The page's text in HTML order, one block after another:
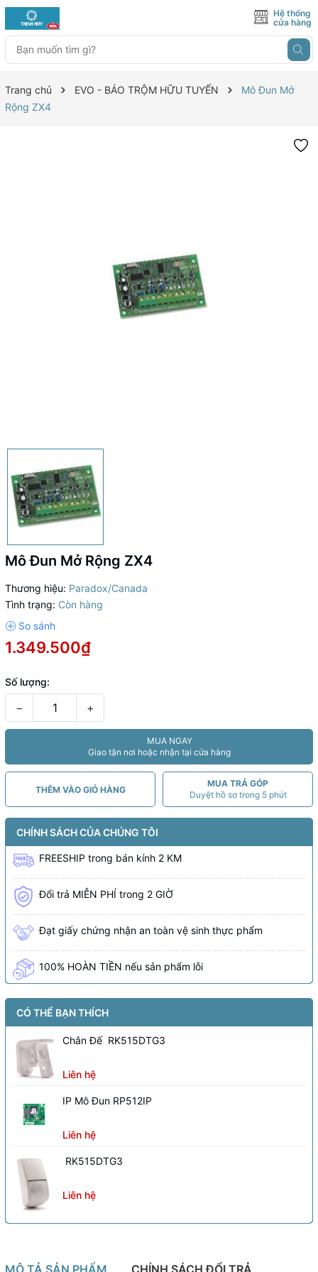
Hệ thống
cửa hàng
Trang chủ EVO - BÁO TRỘM HỮU TUYẾN
Mô Đun Mở
Rộng ZX4
Mô Đun Mở Rộng ZX4
Thương hiệu: Paradox/Canada
Tình trạng: Còn hàng
1.349.500₫
Số lượng:
− +
MUA NGAY
Giao tận nơi hoặc nhận tại cửa hàng
THÊM VÀO GIỎ HÀNG
MUA TRẢ GÓP
Duyệt hồ sơ trong 5 phút
CHÍNH SÁCH CỦA CHÚNG TÔI
FREESHIP trong bán kính 2 KM
Đổi trả MIỄN PHÍ trong 2 GIỜ
Đạt giấy chứng nhận an toàn vệ sinh thực phẩm
100% HOÀN TIỀN nếu sản phẩm lỗi
CÓ THỂ BẠN THÍCH
Chân Đế RK515DTG3
Liên hệ
IP Mô Đun RP512IP
Liên hệ
RK515DTG3
Liên hệ
MÔ TẢ SẢN PHẨM CHÍNH SÁCH ĐỔI TRẢ